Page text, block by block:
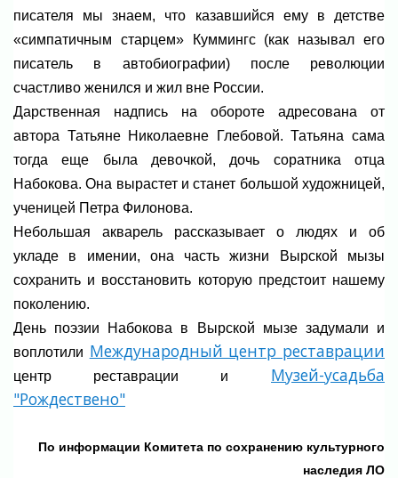
писателя мы знаем, что казавшийся ему в детстве
«симпатичным старцем» Куммингс (как называл его
писатель в автобиографии) после революции
счастливо женился и жил вне России.
Дарственная надпись на обороте адресована от
автора Татьяне Николаевне Глебовой. Татьяна сама
тогда еще была девочкой, дочь соратника отца
Набокова. Она вырастет и станет большой художницей,
ученицей Петра Филонова.
Небольшая акварель рассказывает о людях и об
укладе в имении, она часть жизни Вырской мызы
сохранить и восстановить которую предстоит нашему
поколению.
День поэзии Набокова в Вырской мызе задумали и
воплотили Международный центр реставрации
центр реставрации и
Музей-усадьба
"Рождествено"
По информации Комитета по сохранению культурного
наследия ЛО